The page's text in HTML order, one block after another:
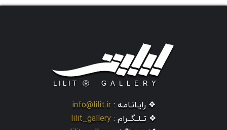
❖ رایـانـامـه : info@lilit.ir
❖ تــلــگــرام : lilit_gallery